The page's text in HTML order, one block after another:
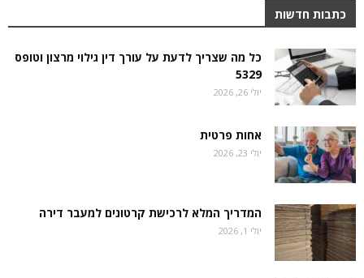
כתבות חדשות
כל מה שצריך לדעת על עורך דין גילוי מרצון וטופס
5329
יולי 26, 2026
אחות פרטית
יולי 23, 2026
המדריך המלא לרכישת קרטונים למעבר דירה
יולי 1, 2026